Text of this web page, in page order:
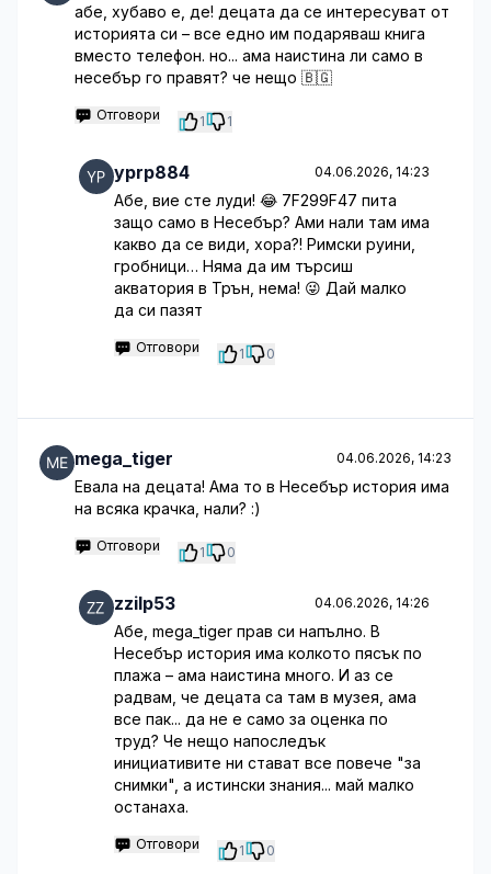
абе, хубаво е, де! децата да се интересуват от
историята си – все едно им подаряваш книга
вместо телефон. но... ама наистина ли само в
несебър го правят? че нещо 🇧🇬
Отговори 1 1
yprp884 04.06.2026, 14:23
Абе, вие сте луди! 😂 7F299F47 пита
защо само в Несебър? Ами нали там има
какво да се види, хора?! Римски руини,
гробници… Няма да им търсиш
акватория в Трън, нема! 😜 Дай малко
да си пазят
Отговори 1 0
mega_tiger 04.06.2026, 14:23
Евала на децата! Ама то в Несебър история има
на всяка крачка, нали? :)
Отговори 1 0
zzilp53 04.06.2026, 14:26
Абе, mega_tiger прав си напълно. В
Несебър история има колкото пясък по
плажа – ама наистина много. И аз се
радвам, че децата са там в музея, ама
все пак... да не е само за оценка по
труд? Че нещо напоследък
инициативите ни стават все повече "за
снимки", а истински знания... май малко
останаха.
Отговори 1 0